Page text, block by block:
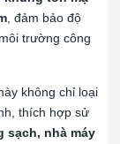
, đảm bảo độ
trường công
không chỉ loại
thích hợp sử
sạch, nhà máy